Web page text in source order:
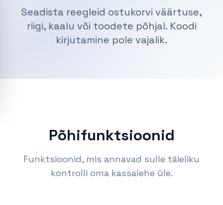
Seadista reegleid ostukorvi väärtuse,
riigi, kaalu või toodete põhjal. Koodi
kirjutamine pole vajalik.
Põhifunktsioonid
Funktsioonid, mis annavad sulle täieliku
kontrolli oma kassalehe üle.